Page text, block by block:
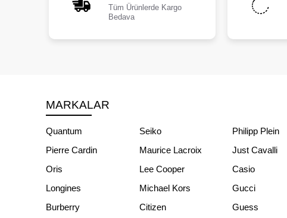
Tüm Ürünlerde Kargo
Bedava
MARKALAR
Quantum Seiko
Philipp Plein
Pierre Cardin
Maurice Lacroix
Just Cavalli
Oris
Lee Cooper
Casio
Longines
Michael Kors
Gucci
Burberry
Citizen
Guess